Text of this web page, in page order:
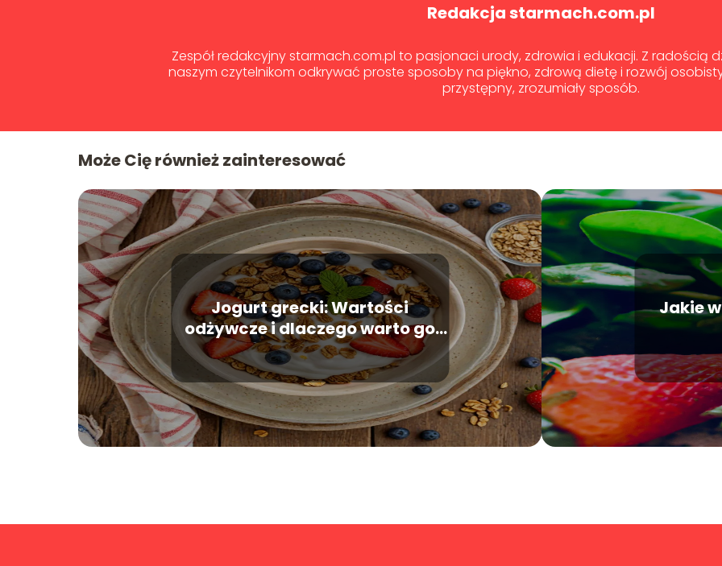
Redakcja starmach.com.pl
Zespół redakcyjny starmach.com.pl to pasjonaci urody, zdrowia i edukacji. Z radością
naszym czytelnikom odkrywać proste sposoby na piękno, zdrową dietę i rozwój
przystępny, zrozumiały sposób.
Może Cię również zainteresować
Jogurt grecki: Wartości
odżywcze i dlaczego warto go
jeść
Jakie